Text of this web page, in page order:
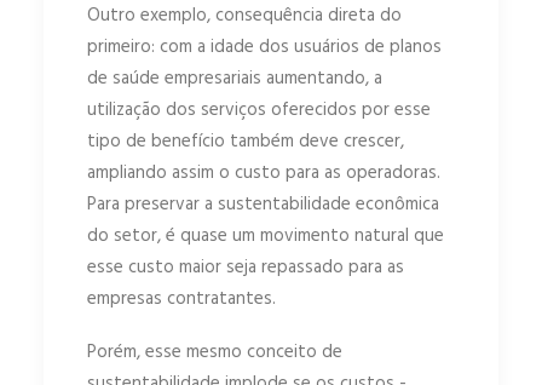
Outro exemplo, consequência direta do
primeiro: com a idade dos usuários de planos
de saúde empresariais aumentando, a
utilização dos serviços oferecidos por esse
tipo de benefício também deve crescer,
ampliando assim o custo para as operadoras.
Para preservar a sustentabilidade econômica
do setor, é quase um movimento natural que
esse custo maior seja repassado para as
empresas contratantes.
Porém, esse mesmo conceito de